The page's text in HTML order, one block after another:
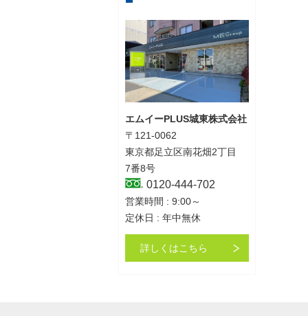
エムイーPLUS城東株式会社
〒121-0062
東京都足立区南花畑2丁目
7番8号
0120-444-702
営業時間 : 9:00～
定休日 : 年中無休
詳しくはこちら